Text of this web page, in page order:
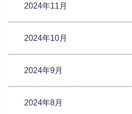
2024年11月
2024年10月
2024年9月
2024年8月